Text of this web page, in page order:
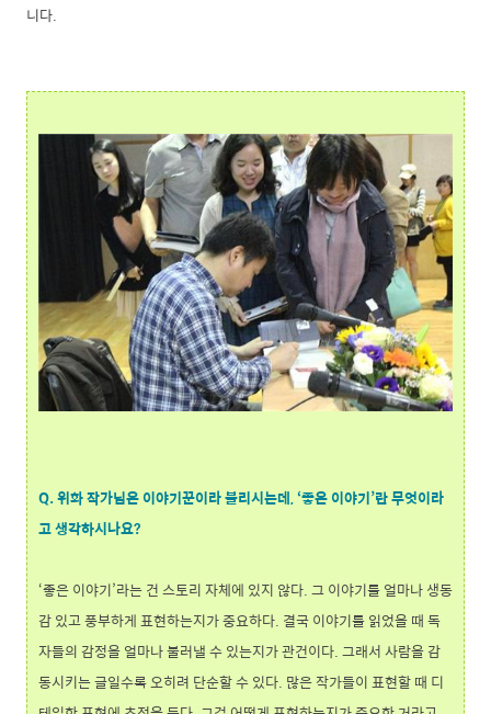
니다.
Q. 위화 작가님은 이야기꾼이라 불리시는데, ‘좋은 이야기’란 무엇이라
고 생각하시나요?
‘좋은 이야기’라는 건 스토리 자체에 있지 않다. 그 이야기를 얼마나 생동
감 있고 풍부하게 표현하는지가 중요하다. 결국 이야기를 읽었을 때 독
자들의 감정을 얼마나 불러낼 수 있는지가 관건이다. 그래서 사람을 감
동시키는 글일수록 오히려 단순할 수 있다. 많은 작가들이 표현할 때 디